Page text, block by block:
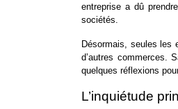
entreprise a dû
sociétés.
Désormais, seules les
d’autres commerces.
quelques réflexions
L’inquiétude